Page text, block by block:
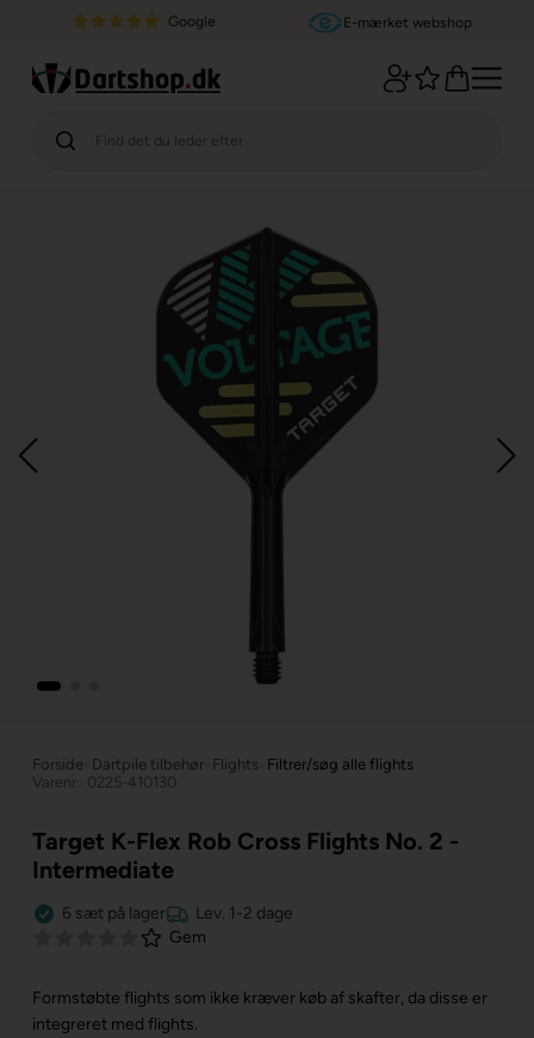
Google E-mærket webshop
Forside Dartpile tilbehør Flights Filtrer/søg alle flights
Varenr.: 0225-410130
Target K-Flex Rob Cross Flights No. 2 -
Intermediate
6 sæt på lager
Lev. 1-2 dage
Gem
Formstøbte flights som ikke kræver køb af skafter, da disse er
integreret med flights.